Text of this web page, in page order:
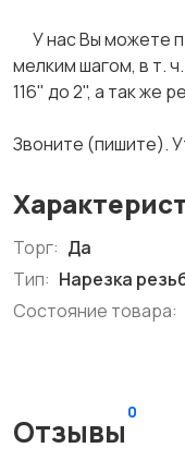
У нас Вы можете
мелким шагом, в т.
116" до 2", а так же
Звоните (пишите).
Торг: Да
Тип: Нарезка
Состояние товара:
Отзывы
0